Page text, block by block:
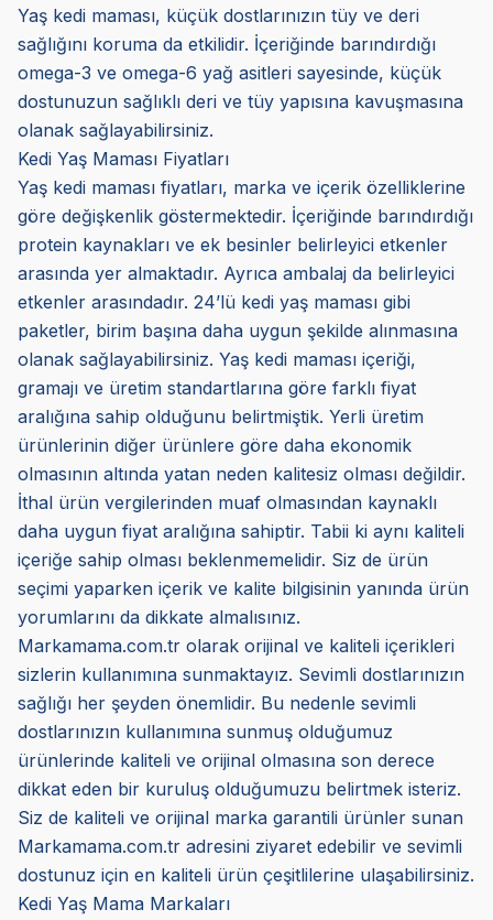
Yaş kedi maması, küçük dostlarınızın tüy ve deri
sağlığını koruma da etkilidir. İçeriğinde barındırdığı
omega-3 ve omega-6 yağ asitleri sayesinde, küçük
dostunuzun sağlıklı deri ve tüy yapısına kavuşmasına
olanak sağlayabilirsiniz.
Kedi Yaş Maması Fiyatları
Yaş kedi maması fiyatları, marka ve içerik özelliklerine
göre değişkenlik göstermektedir. İçeriğinde barındırdığı
protein kaynakları ve ek besinler belirleyici etkenler
arasında yer almaktadır. Ayrıca ambalaj da belirleyici
etkenler arasındadır. 24’lü kedi yaş maması gibi
paketler, birim başına daha uygun şekilde alınmasına
olanak sağlayabilirsiniz. Yaş kedi maması içeriği,
gramajı ve üretim standartlarına göre farklı fiyat
aralığına sahip olduğunu belirtmiştik. Yerli üretim
ürünlerinin diğer ürünlere göre daha ekonomik
olmasının altında yatan neden kalitesiz olması değildir.
İthal ürün vergilerinden muaf olmasından kaynaklı
daha uygun fiyat aralığına sahiptir. Tabii ki aynı kaliteli
içeriğe sahip olması beklenmemelidir. Siz de ürün
seçimi yaparken içerik ve kalite bilgisinin yanında ürün
yorumlarını da dikkate almalısınız.
Markamama.com.tr olarak orijinal ve kaliteli içerikleri
sizlerin kullanımına sunmaktayız. Sevimli dostlarınızın
sağlığı her şeyden önemlidir. Bu nedenle sevimli
dostlarınızın kullanımına sunmuş olduğumuz
ürünlerinde kaliteli ve orijinal olmasına son derece
dikkat eden bir kuruluş olduğumuzu belirtmek isteriz.
Siz de kaliteli ve orijinal marka garantili ürünler sunan
Markamama.com.tr adresini ziyaret edebilir ve sevimli
dostunuz için en kaliteli ürün çeşitlilerine ulaşabilirsiniz.
Kedi Yaş Mama Markaları